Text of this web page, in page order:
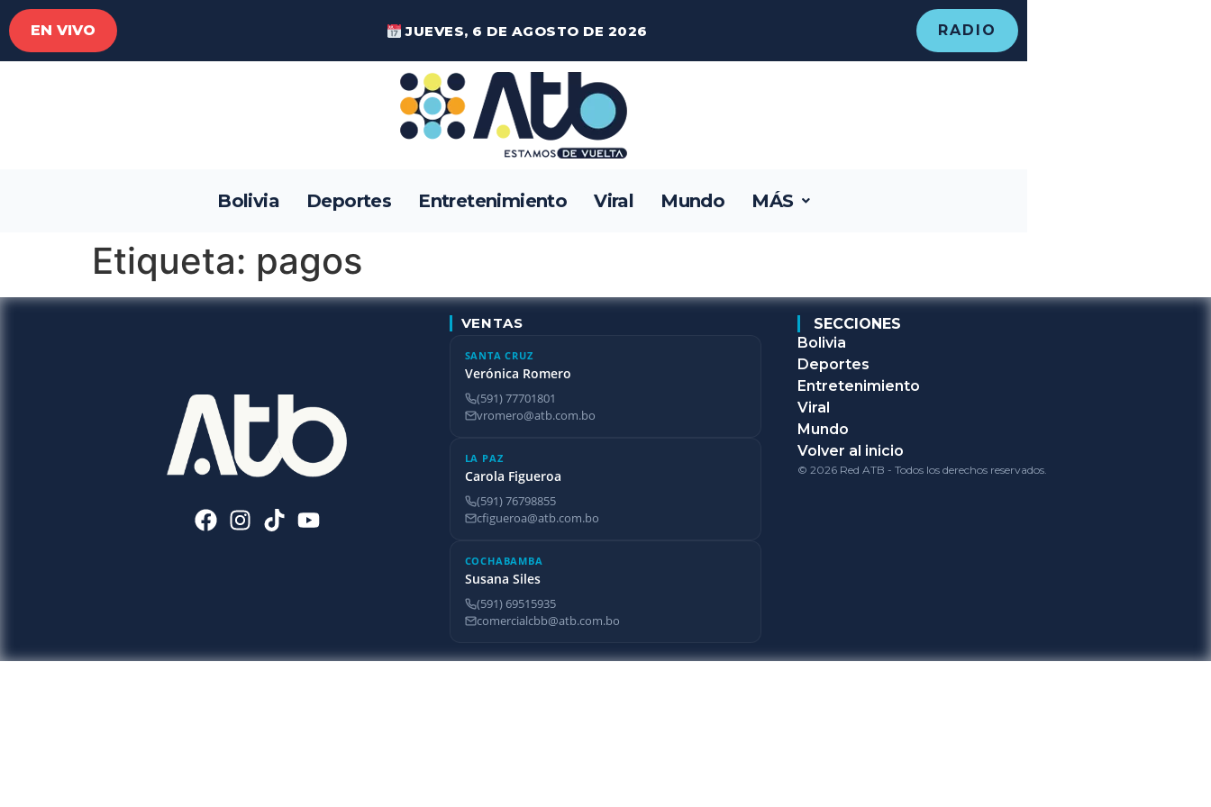
EN VIVO JUEVES, 6 DE AGOSTO DE 2026 RADIO
Bolivia Deportes Entretenimiento Viral Mundo MÁS
Etiqueta: pagos
VENTAS
SANTA CRUZ
Verónica Romero
(591) 77701801
vromero@atb.com.bo
LA PAZ
Carola Figueroa
(591) 76798855
cfigueroa@atb.com.bo
COCHABAMBA
Susana Siles
(591) 69515935
comercialcbb@atb.com.bo
SECCIONES
Bolivia
Deportes
Entretenimiento
Viral
Mundo
Volver al inicio
© 2026 Red ATB - Todos los derechos reservados.